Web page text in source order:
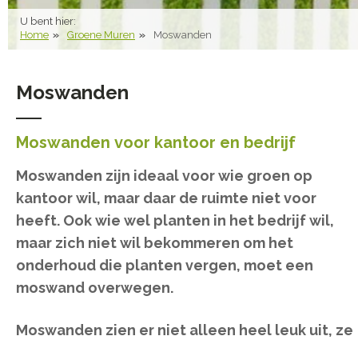
U bent hier:
Home Groene Muren Moswanden
Moswanden
Moswanden voor kantoor en bedrijf
Moswanden zijn ideaal voor wie groen op
kantoor wil, maar daar de ruimte niet voor
heeft. Ook wie wel planten in het bedrijf wil,
maar zich niet wil bekommeren om het
onderhoud die planten vergen, moet een
moswand overwegen.
Moswanden zien er niet alleen heel leuk uit, ze